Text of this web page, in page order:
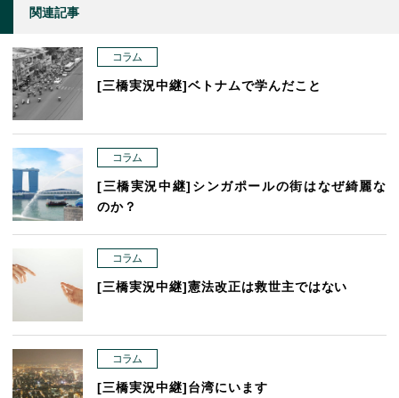
関連記事
コラム
[三橋実況中継]ベトナムで学んだこと
コラム
[三橋実況中継]シンガポールの街はなぜ綺麗な
のか？
コラム
[三橋実況中継]憲法改正は救世主ではない
コラム
[三橋実況中継]台湾にいます